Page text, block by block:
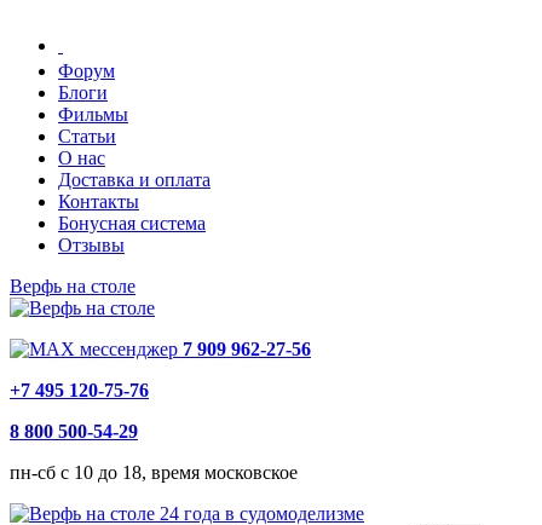
Форум
Блоги
Фильмы
Статьи
О нас
Доставка и оплата
Контакты
Бонусная система
Отзывы
Верфь на столе
7 909 962-27-56
+7 495 120-75-76
8 800 500-54-29
пн-сб с 10 до 18, время московское
24 года в судомоделизме